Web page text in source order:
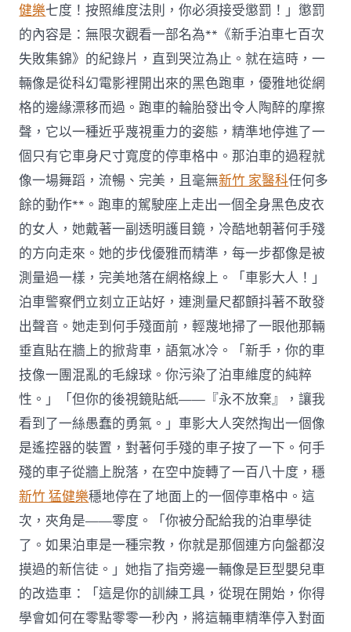
健樂七度！按照維度法則，你必須接受懲罰！」懲罰
的內容是：無限次觀看一部名為**《新手泊車七百次
失敗集錦》的紀錄片，直到哭泣為止。就在這時，一
輛像是從科幻電影裡開出來的黑色跑車，優雅地從網
格的邊緣漂移而過。跑車的輪胎發出令人陶醉的摩擦
聲，它以一種近乎蔑視重力的姿態，精準地停進了一
個只有它車身尺寸寬度的停車格中。那泊車的過程就
像一場舞蹈，流暢、完美，且毫無新竹 家醫科任何多
餘的動作**。跑車的駕駛座上走出一個全身黑色皮衣
的女人，她戴著一副透明護目鏡，冷酷地朝著何手殘
的方向走來。她的步伐優雅而精準，每一步都像是被
測量過一樣，完美地落在網格線上。「車影大人！」
泊車警察們立刻立正站好，連測量尺都顫抖著不敢發
出聲音。她走到何手殘面前，輕蔑地掃了一眼他那輛
垂直貼在牆上的掀背車，語氣冰冷。「新手，你的車
技像一團混亂的毛線球。你污染了泊車維度的純粹
性。」「但你的後視鏡貼紙——『永不放棄』，讓我
看到了一絲愚蠢的勇氣。」車影大人突然掏出一個像
是遙控器的裝置，對著何手殘的車子按了一下。何手
殘的車子從牆上脫落，在空中旋轉了一百八十度，穩
新竹 猛健樂穩地停在了地面上的一個停車格中。這
次，夾角是——零度。「你被分配給我的泊車學徒
了。如果泊車是一種宗教，你就是那個連方向盤都沒
摸過的新信徒。」她指了指旁邊一輛像是巨型嬰兒車
的改造車：「這是你的訓練工具，從現在開始，你得
學會如何在零點零零一秒內，將這輛車精準停入對面